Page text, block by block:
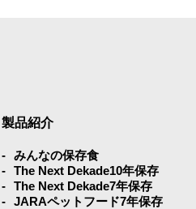
製品紹介
みんなの保存⾷
The Next Dekade10年保存
The Next Dekade7年保存
JARAペットフード7年保存